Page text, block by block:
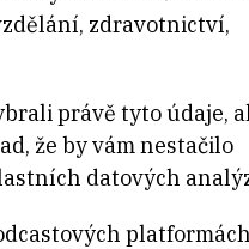
zdravotnictví,
právě tyto údaje,
že by vám nestačilo
datových